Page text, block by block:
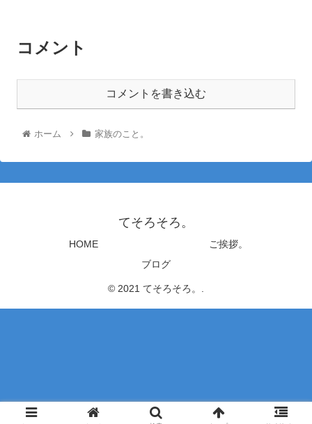
コメント
コメントを書き込む
ホーム 家族のこと。
てそろそろ。
HOME
ご挨拶。
ブログ
© 2021 てそろそろ。.